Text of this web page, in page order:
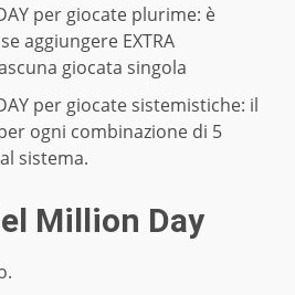
per giocate plurime: è
aggiungere EXTRA
giocata singola
per giocate sistemistiche: il
ogni combinazione di 5
sistema.
Million Day